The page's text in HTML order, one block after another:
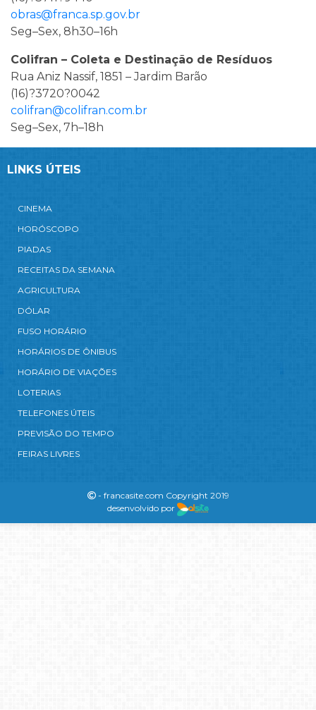
obras@franca.sp.gov.br
Seg–Sex, 8h30–16h
Colifran – Coleta e Destinação de Resíduos
Rua Aniz Nassif, 1851 – Jardim Barão
(16)?3720?0042
colifran@colifran.com.br
Seg–Sex, 7h–18h
LINKS ÚTEIS
CINEMA
HORÓSCOPO
PIADAS
RECEITAS DA SEMANA
AGRICULTURA
DÓLAR
FUSO HORÁRIO
HORÁRIOS DE ÔNIBUS
HORÁRIO DE VIAÇÕES
LOTERIAS
TELEFONES ÚTEIS
PREVISÃO DO TEMPO
FEIRAS LIVRES
- francasite.com Copyright 2019
desenvolvido por